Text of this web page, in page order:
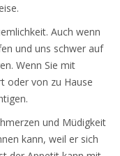
Auch wenn
und uns schwer auf
Wenn Sie mit
oder von zu Hause
und Müdigkeit
kann, weil er sich